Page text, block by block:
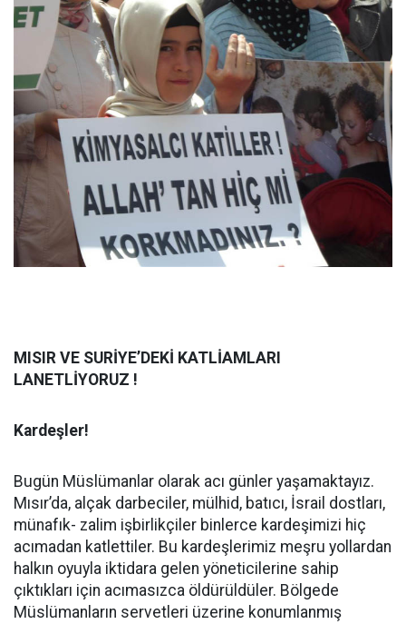
MISIR VE SURİYE’DEKİ KATLİAMLARI
LANETLİYORUZ !
Kardeşler!
Bugün Müslümanlar olarak acı günler yaşamaktayız.
Mısır’da, alçak darbeciler, mülhid, batıcı, İsrail dostları,
münafık- zalim işbirlikçiler binlerce kardeşimizi hiç
acımadan katlettiler. Bu kardeşlerimiz meşru yollardan
halkın oyuyla iktidara gelen yöneticilerine sahip
çıktıkları için acımasızca öldürüldüler. Bölgede
Müslümanların servetleri üzerine konumlanmış